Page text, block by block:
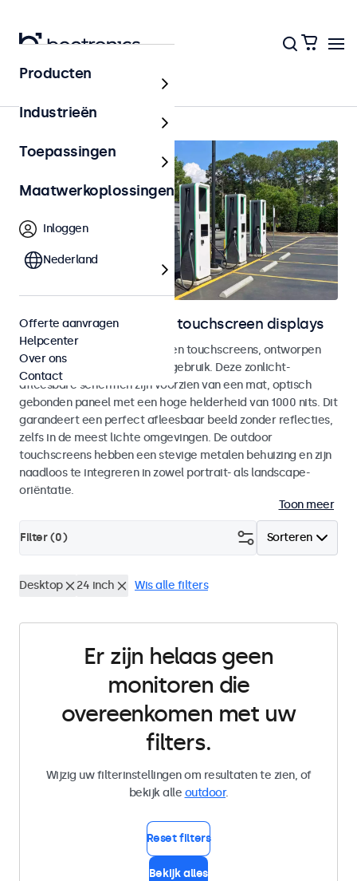
Home
Outdoor monitoren en touchscreen displays
Weersbestendige monitoren en touchscreens, ontworpen
voor zowel binnen- als buitengebruik. Deze zonlicht-
afleesbare schermen zijn voorzien van een mat, optisch
gebonden paneel met een hoge helderheid van 1000 nits. Dit
garandeert een perfect afleesbaar beeld zonder reflecties,
zelfs in de meest lichte omgevingen. De outdoor
touchscreens hebben een stevige metalen behuizing en zijn
naadloos te integreren in zowel portrait- als landscape-
oriëntatie.
Toon meer
Sorteren
Filter (0)
Desktop 24 inch Wis alle filters
Er zijn helaas geen
monitoren die
overeenkomen met uw
filters.
Wijzig uw filterinstellingen om resultaten te zien, of
bekijk alle outdoor.
Reset filters
Bekijk alles
Producten
Industrieën
Toepassingen
Maatwerkoplossingen
Inloggen
Nederland
Offerte aanvragen
Helpcenter
Over ons
Contact